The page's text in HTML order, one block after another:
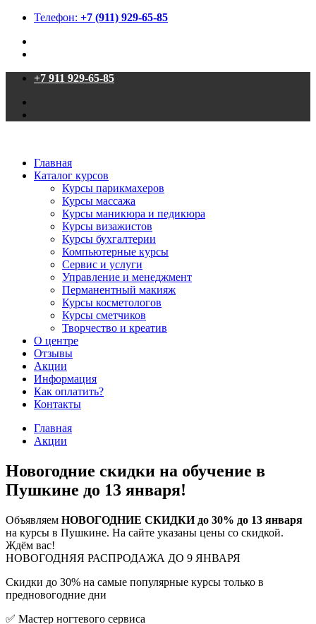
Телефон: +7 (911) 929-65-85
+7 911 929-65-85
Главная
Каталог курсов
Курсы парикмахеров
Курсы массажа
Курсы маникюра и педикюра
Курсы визажистов
Курсы бухгалтерии
Компьютерные курсы
Сервис и услуги
Управление и менеджмент
Перманентный макияж
Курсы косметологов
Курсы сметчиков
Творчество и креатив
О центре
Отзывы
Акции
Информация
Как оплатить?
Контакты
Главная
Акции
Новогодние скидки на обучение в
Пушкине до 13 января!
Объявляем НОВОГОДНИЕ СКИДКИ до 30% до 13 января
на курсы в Пушкине. На сайте указаны цены со скидкой.
Ждём вас!
НОВОГОДНЯЯ РАСПРОДАЖА ДО 9 ЯНВАРЯ
Скидки до 30% на самые популярные курсы только в
предновогодние дни
✅ Мастер ногтевого сервиса